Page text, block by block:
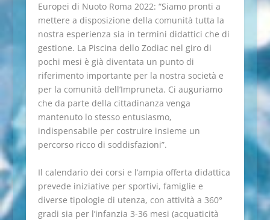
Europei di Nuoto Roma 2022: “Siamo pronti a
mettere a disposizione della comunità tutta la
nostra esperienza sia in termini didattici che di
gestione. La Piscina dello Zodiac nel giro di
pochi mesi è già diventata un punto di
riferimento importante per la nostra società e
per la comunità dell’Impruneta. Ci auguriamo
che da parte della cittadinanza venga
mantenuto lo stesso entusiasmo,
indispensabile per costruire insieme un
percorso ricco di soddisfazioni”.
Il calendario dei corsi e l’ampia offerta didattica
prevede iniziative per sportivi, famiglie e
diverse tipologie di utenza, con attività a 360°
gradi sia per l’infanzia 3-36 mesi (acquaticità